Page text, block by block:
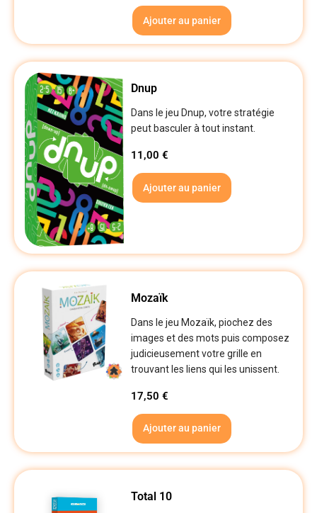
Ajouter au panier
Dnup
Dans le jeu Dnup, votre stratégie
peut basculer à tout instant.
11,00€
Ajouter au panier
Mozaïk
Dans le jeu Mozaïk, piochez des
images et des mots puis composez
judicieusement votre grille en
trouvant les liens qui les unissent.
17,50€
Ajouter au panier
Total 10